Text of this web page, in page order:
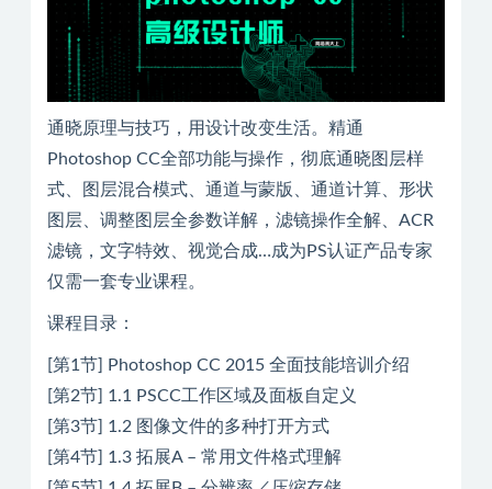
通晓原理与技巧，用设计改变生活。精通
Photoshop CC全部功能与操作，彻底通晓图层样
式、图层混合模式、通道与蒙版、通道计算、形状
图层、调整图层全参数详解，滤镜操作全解、ACR
滤镜，文字特效、视觉合成…成为PS认证产品专家
仅需一套专业课程。
课程目录：
[第1节] Photoshop CC 2015 全面技能培训介绍
[第2节] 1.1 PSCC工作区域及面板自定义
[第3节] 1.2 图像文件的多种打开方式
[第4节] 1.3 拓展A – 常用文件格式理解